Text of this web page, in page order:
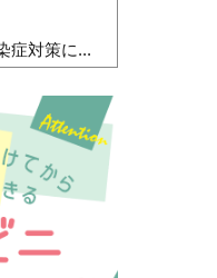
症対策に...